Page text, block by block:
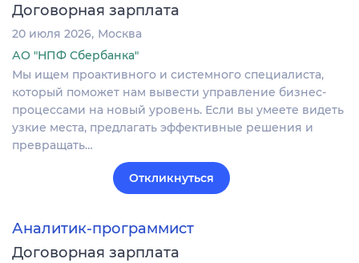
Договорная зарплата
20 июля 2026 Москва
АО "НПФ Сбербанка"
Мы ищем проактивного и системного специалиста,
который поможет нам вывести управление бизнес-
процессами на новый уровень. Если вы умеете видеть
узкие места, предлагать эффективные решения и
превращать…
Откликнуться
Аналитик-программист
Договорная зарплата